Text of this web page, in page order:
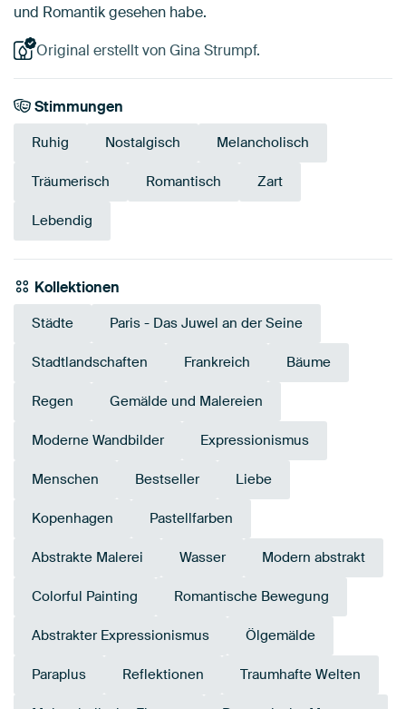
und Romantik gesehen habe.
Original erstellt von Gina Strumpf.
Stimmungen
Ruhig Nostalgisch Melancholisch
Träumerisch Romantisch Zart
Lebendig
Kollektionen
Städte Paris - Das Juwel an der Seine
Stadtlandschaften Frankreich Bäume
Regen Gemälde und Malereien
Moderne Wandbilder Expressionismus
Menschen Bestseller Liebe
Kopenhagen Pastellfarben
Abstrakte Malerei Wasser Modern abstrakt
Colorful Painting Romantische Bewegung
Abstrakter Expressionismus Ölgemälde
Paraplus Reflektionen Traumhafte Welten